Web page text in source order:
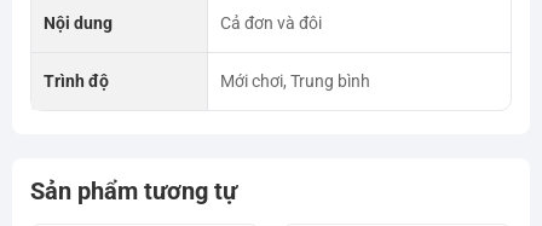
Nội dung Cả đơn và đôi
Trình độ Mới chơi, Trung bình
Sản phẩm tương tự